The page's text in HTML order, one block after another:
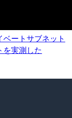
ートサブネット
を実測した